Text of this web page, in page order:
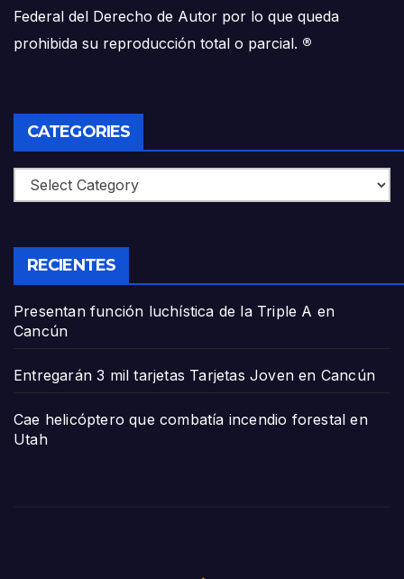
Federal del Derecho de Autor por lo que queda
prohibida su reproducción total o parcial. ®
CATEGORIES
Categories
RECIENTES
Presentan función luchística de la Triple A en
Cancún
Entregarán 3 mil tarjetas Tarjetas Joven en Cancún
Cae helicóptero que combatía incendio forestal en
Utah